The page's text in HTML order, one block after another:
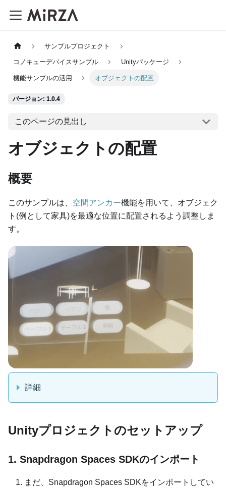
サンプルプロジェクト
コノキューデバイスサンプル Unityパッケージ
機能サンプルの活用 オブジェクトの配置
バージョン: 1.0.4
このページの見出し
オブジェクトの配置
概要
このサンプルは、 空間アンカー機能を用いて、オブジェク
ト(例として家具)を最適な位置に配置されるよう調整しま
す。
詳細
Unityプロジェクトのセットアップ
1. Snapdragon Spaces SDKのインポート
まだ、Snapdragon Spaces SDKをインポートしてい